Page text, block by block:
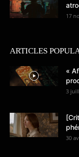
17
ARTICLES
«
3
30